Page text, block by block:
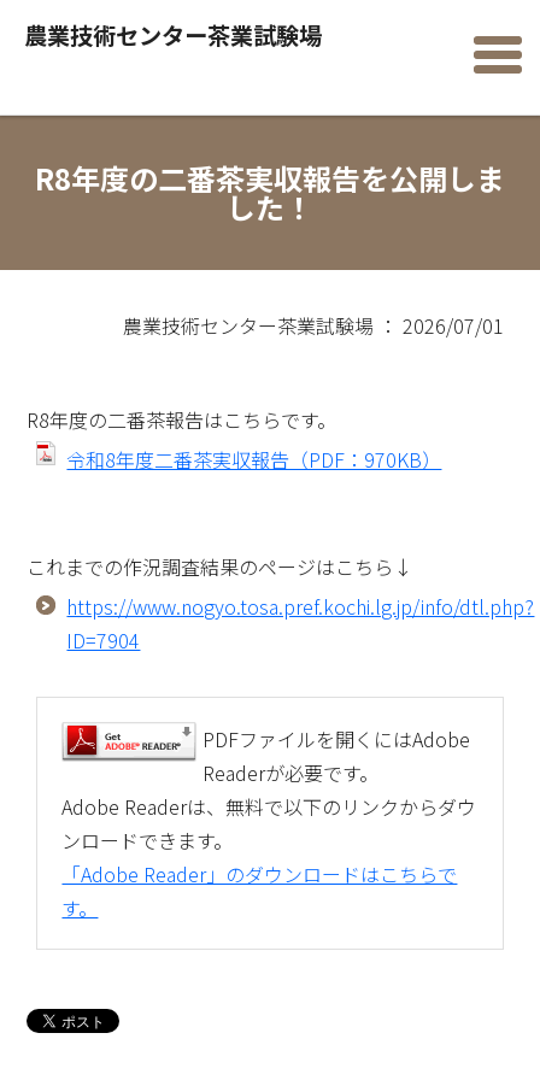
農業技術センター茶業試験場
R8年度の二番茶実収報告を公開しま
した！
農業技術センター茶業試験場 ： 2026/07/01
R8年度の二番茶報告はこちらです。
令和8年度二番茶実収報告（PDF：970KB）
これまでの作況調査結果のページはこちら↓
https://www.nogyo.tosa.pref.kochi.lg.jp/info/dtl.php?
ID=7904
PDFファイルを開くにはAdobe
Readerが必要です。
Adobe Readerは、無料で以下のリンクからダウ
ンロードできます。
「Adobe Reader」のダウンロードはこちらで
す。